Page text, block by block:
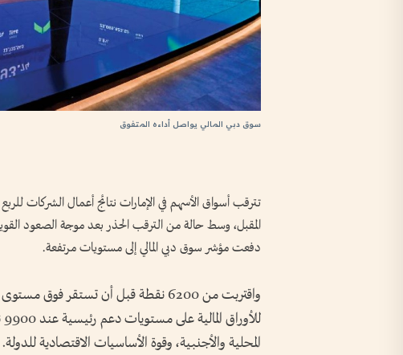
سوق دبي المالي يواصل أداءه المتفوق
المقبل، وسط حالة من الترقب الحذر بعد موجة الصعود
دفعت مؤشر سوق دبي المالي إلى مستويات مرتفعة.
المحلية والأجنبية، وقوة الأساسيات الاقتصادية للدولة.